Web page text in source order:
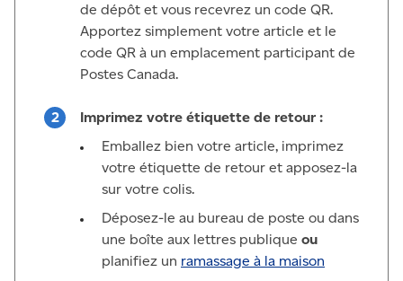
de dépôt et vous recevrez un code QR.
Apportez simplement votre article et le
code QR à un emplacement participant de
Postes Canada.
Imprimez votre étiquette de retour :
Emballez bien votre article, imprimez
votre étiquette de retour et apposez-la
sur votre colis.
Déposez-le au bureau de poste ou dans
une boîte aux lettres publique ou
planifiez un ramassage à la maison